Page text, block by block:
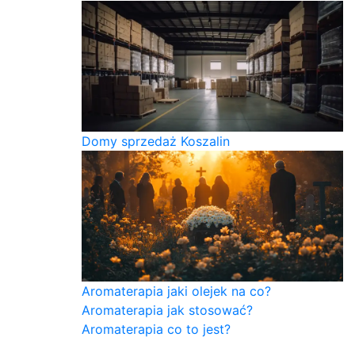
Domy sprzedaż Koszalin
Aromaterapia jaki olejek na co?
Aromaterapia jak stosować?
Aromaterapia co to jest?